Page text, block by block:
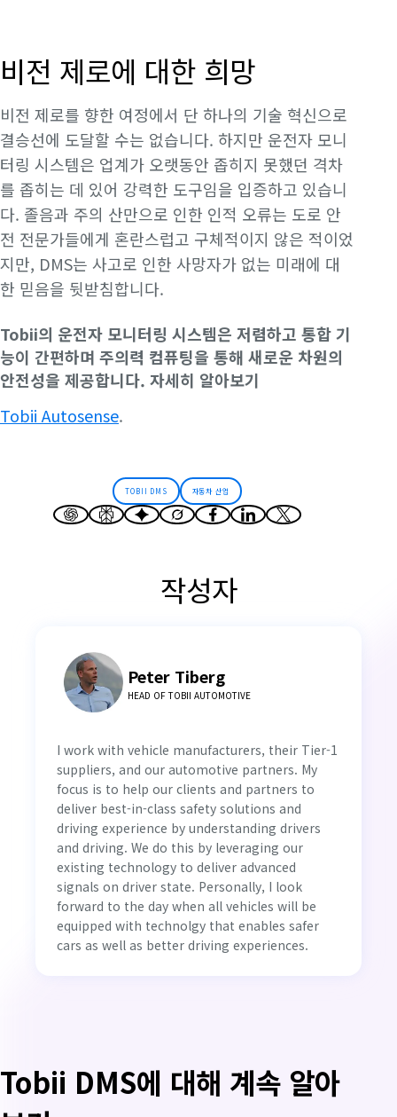
비전 제로에 대한 희망
비전 제로를 향한 여정에서 단 하나의 기술 혁신으로
결승선에 도달할 수는 없습니다. 하지만 운전자 모니
터링 시스템은 업계가 오랫동안 좁히지 못했던 격차
를 좁히는 데 있어 강력한 도구임을 입증하고 있습니
다. 졸음과 주의 산만으로 인한 인적 오류는 도로 안
전 전문가들에게 혼란스럽고 구체적이지 않은 적이었
지만, DMS는 사고로 인한 사망자가 없는 미래에 대
한 믿음을 뒷받침합니다.
Tobii의 운전자 모니터링 시스템은 저렴하고 통합 기
능이 간편하며 주의력 컴퓨팅을 통해 새로운 차원의
안전성을 제공합니다. 자세히 알아보기
Tobii Autosense.
TOBII DMS 자동차 산업
작성자
Peter Tiberg
HEAD OF TOBII AUTOMOTIVE
I work with vehicle manufacturers, their Tier-1
suppliers, and our automotive partners. My
focus is to help our clients and partners to
deliver best-in-class safety solutions and
driving experience by understanding drivers
and driving. We do this by leveraging our
existing technology to deliver advanced
signals on driver state. Personally, I look
forward to the day when all vehicles will be
equipped with technolgy that enables safer
cars as well as better driving experiences.
Tobii DMS에 대해 계속 알아